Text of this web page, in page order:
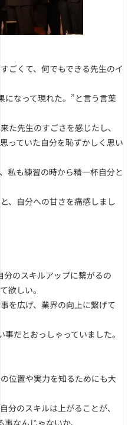
ごくて、何でもできる先生のイ
になって現れた。”と言う言葉
た先生のすごさを感じたし、
っていた自分を恥ずかしく思い
私も練習の時から精一杯自分と
、自分への甘さを痛感しまし
分のスキルアップに繋がるの
欲しい。
を広げ、業界の向上に繋げて
だとおっしゃっていました。
位置や実力を知るためにも大
分のスキルは上がることが、
なんじゃないか、